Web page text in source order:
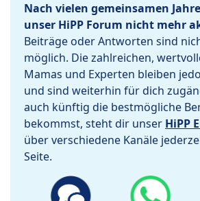
Nach vielen gemeinsamen
unser HiPP Forum nicht mehr
Beiträge oder Antworten sind
möglich. Die zahlreichen,
Mamas und Experten bleiben
und sind weiterhin für dich
auch künftig die bestmögliche
bekommst, steht dir unser HiPP
über verschiedene Kanäle
Seite.